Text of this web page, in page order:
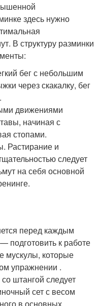
здесь нужно
В структуру разминки
бег с небольшим
через скакалку, бег
движениями
начиная с
стопами.
Растирание и
следует
на себя основной
перед каждым
к работе
мускулы, которые
упражнении .
штангой следует
сет с весом